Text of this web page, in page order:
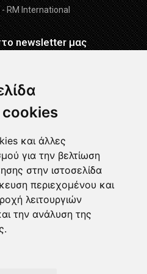
cookies
και άλλες
για την βελτίωση
στην ιστοσελίδα
περιεχομένου και
λειτουργιών
την ανάλυση της
RM International
newsletter μας
τους Όρους Χρήσης
μας
Powered by